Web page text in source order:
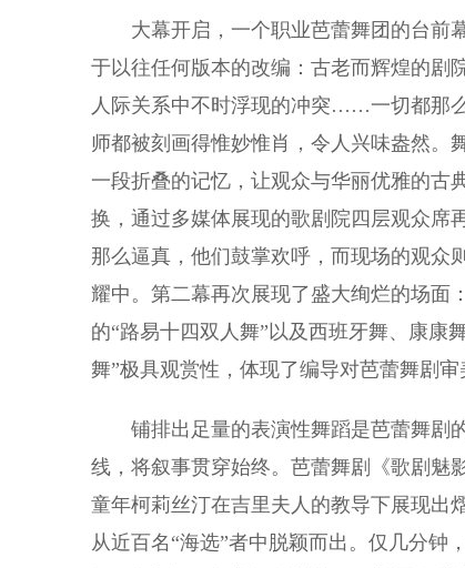
大幕开启，一个职业芭蕾舞团的台前幕
于以往任何版本的改编：古老而辉煌的剧
人际关系中不时浮现的冲突……一切都那
师都被刻画得惟妙惟肖，令人兴味盎然。
一段折叠的记忆，让观众与华丽优雅的古
换，通过多媒体展现的歌剧院四层观众席
那么逼真，他们鼓掌欢呼，而现场的观众
耀中。第二幕再次展现了盛大绚烂的场面
的“路易十四双人舞”以及西班牙舞、康康
舞”极具观赏性，体现了编导对芭蕾舞剧审
铺排出足量的表演性舞蹈是芭蕾舞剧的
线，将叙事贯穿始终。芭蕾舞剧《歌剧魅
童年柯莉丝汀在吉里夫人的教导下展现
从近百名“海选”者中脱颖而出。仅几分钟